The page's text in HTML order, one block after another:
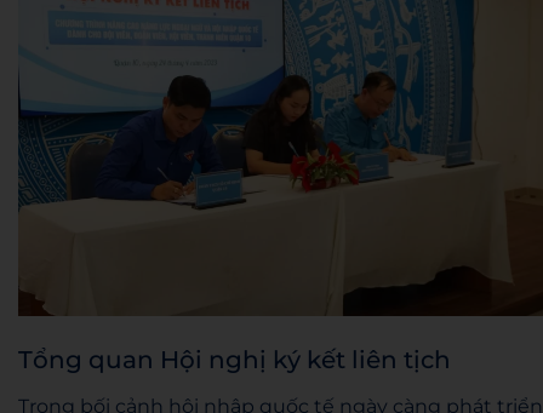
Tổng quan Hội nghị ký kết liên tịch
Trong bối cảnh hội nhập quốc tế ngày càng phát